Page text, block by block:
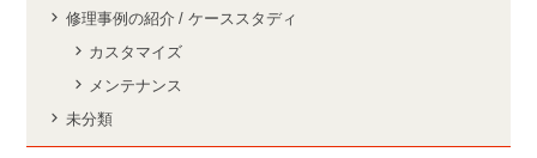
修理事例の紹介 / ケーススタディ
カスタマイズ
メンテナンス
未分類